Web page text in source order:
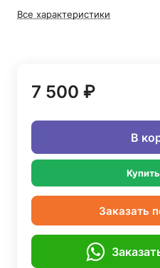
Все характеристики
7 500 ₽
В
Заказать